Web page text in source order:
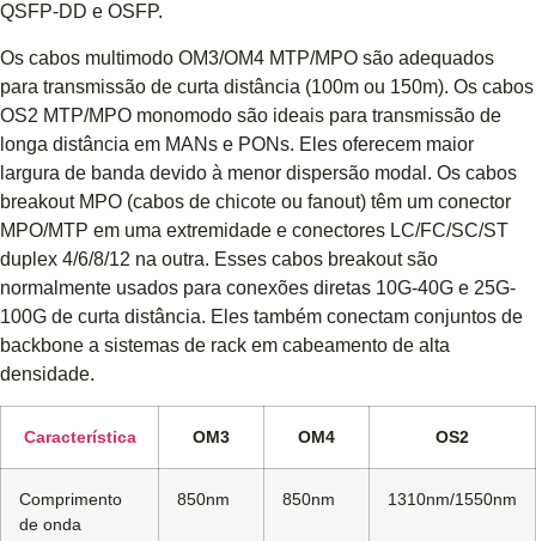
QSFP-DD e OSFP.
Os cabos multimodo OM3/OM4 MTP/MPO são adequados
para transmissão de curta distância (100m ou 150m). Os cabos
OS2 MTP/MPO monomodo são ideais para transmissão de
longa distância em MANs e PONs. Eles oferecem maior
largura de banda devido à menor dispersão modal. Os cabos
breakout MPO (cabos de chicote ou fanout) têm um conector
MPO/MTP em uma extremidade e conectores LC/FC/SC/ST
duplex 4/6/8/12 na outra. Esses cabos breakout são
normalmente usados ​​para conexões diretas 10G-40G e 25G-
100G de curta distância. Eles também conectam conjuntos de
backbone a sistemas de rack em cabeamento de alta
densidade.
Característica OM3 OM4 OS2
Comprimento
de onda
850nm 850nm 1310nm/1550nm